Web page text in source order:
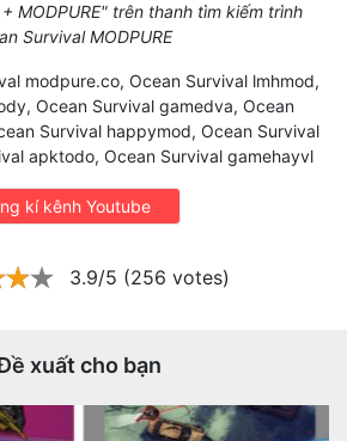
MODPURE" trên thanh tìm kiếm trình
Survival MODPURE
modpure.co, Ocean Survival lmhmod,
Ocean Survival gamedva, Ocean
Survival happymod, Ocean Survival
apktodo, Ocean Survival gamehayvl
kí kênh Youtube
3.9/5 (256 votes)
xuất cho bạn